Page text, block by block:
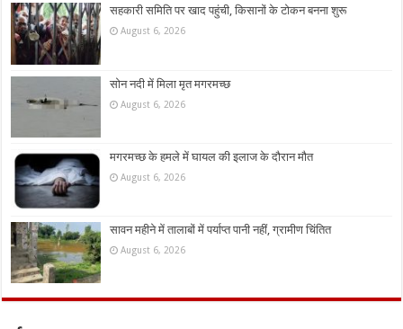
सहकारी समिति पर खाद पहुंची, किसानों के टोकन बनना शुरू
August 6, 2026
सोन नदी में मिला मृत मगरमच्छ
August 6, 2026
मगरमच्छ के हमले में घायल की इलाज के दौरान मौत
August 6, 2026
सावन महीने में तालाबों में पर्याप्त पानी नहीं, ग्रामीण चिंतित
August 6, 2026